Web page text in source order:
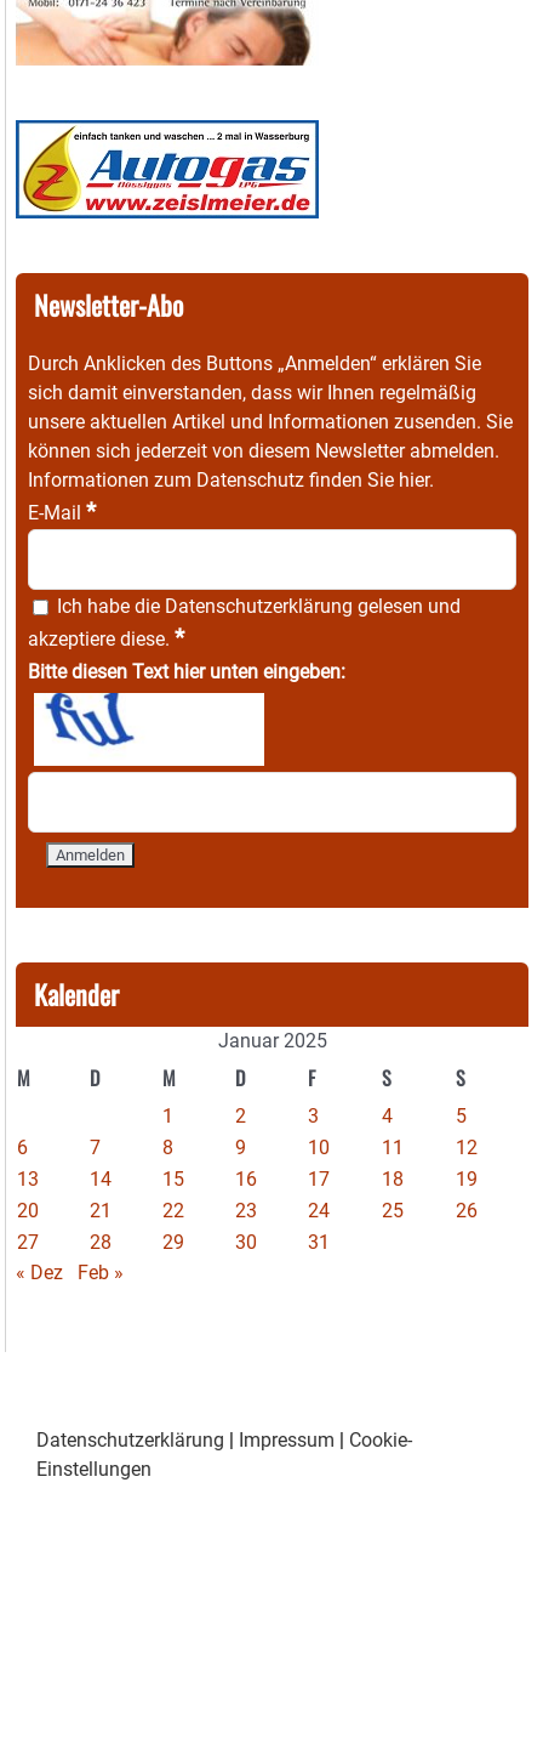
Newsletter-Abo
Durch Anklicken des Buttons „Anmelden“ erklären Sie
sich damit einverstanden, dass wir Ihnen regelmäßig
unsere aktuellen Artikel und Informationen zusenden. Sie
können sich jederzeit von diesem Newsletter abmelden.
Informationen zum Datenschutz finden Sie hier.
E-Mail *
Ich habe die Datenschutzerklärung gelesen und
akzeptiere diese. *
Bitte diesen Text hier unten eingeben:
Kalender
Januar 2025
M D M D F S S
1 2 3 4
5
6
7 8 9 10 11
12
13
14 15 16 17 18
19
20
21 22 23 24 25
26
27
28 29 30
31
« Dez
Feb »
Datenschutzerklärung | Impressum | Cookie-
Einstellungen